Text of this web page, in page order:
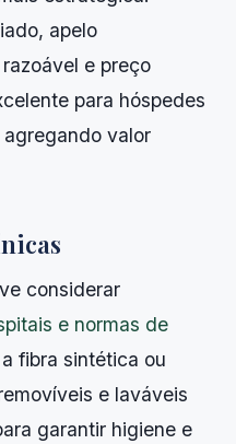
apelo
e preço
para hóspedes
valor
considerar
e normas de
fibra sintética ou
e laváveis
garantir higiene e